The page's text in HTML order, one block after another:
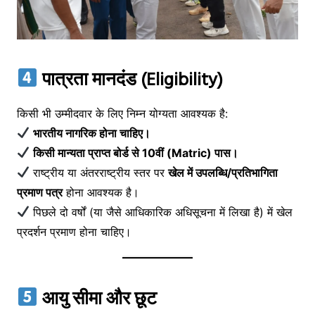
पात्रता मानदंड (Eligibility)
किसी भी उम्मीदवार के लिए निम्न योग्यता आवश्यक है:
भारतीय नागरिक होना चाहिए।
किसी मान्यता प्राप्त बोर्ड से 10वीं (Matric) पास।
राष्ट्रीय या अंतरराष्ट्रीय स्तर परखेल में उपलब्धि/प्रतिभागिता
प्रमाण पत्रहोना आवश्यक है।
पिछले दो वर्षों (या जैसे आधिकारिक अधिसूचना में लिखा है) में खेल
प्रदर्शन प्रमाण होना चाहिए।
आयु सीमा और छूट